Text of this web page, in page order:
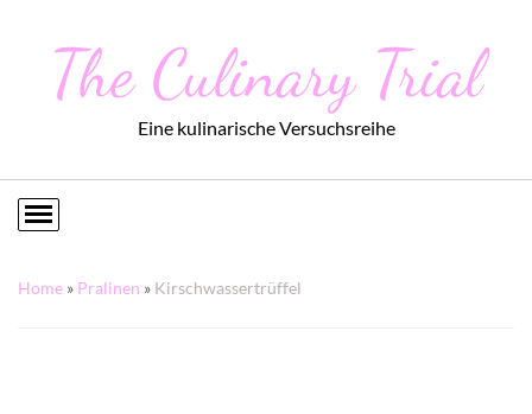
The Culinary Trial
Eine kulinarische Versuchsreihe
Home » Pralinen » Kirschwassertrüffel